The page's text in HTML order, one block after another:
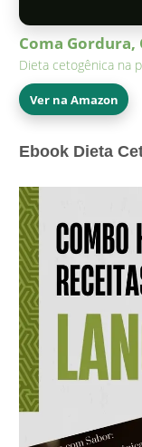
Coma
Dieta cetogênica na
Ver na Amazon
Ebook Dieta